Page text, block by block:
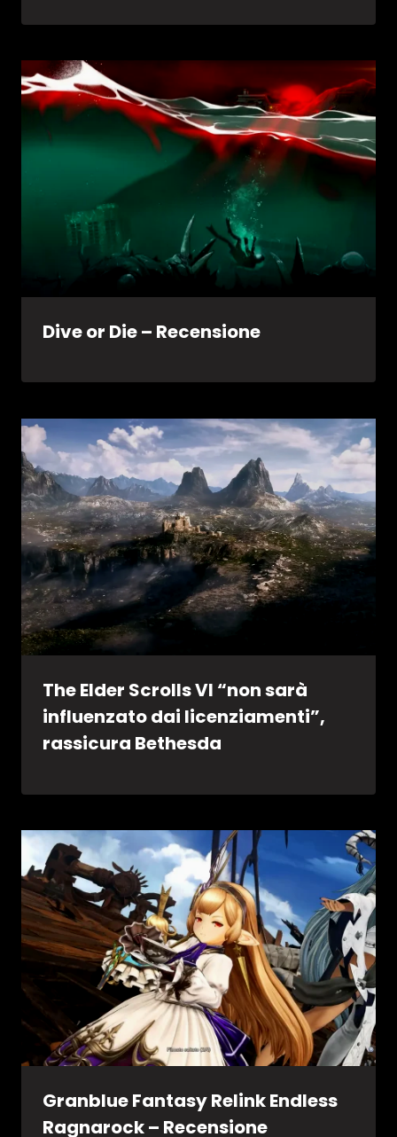
Dive or Die – Recensione
The Elder Scrolls VI “non sarà
influenzato dai licenziamenti”,
rassicura Bethesda
Granblue Fantasy Relink Endless
Ragnarock – Recensione